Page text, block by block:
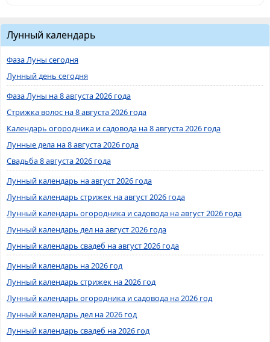
Лунный календарь
Фаза Луны сегодня
Лунный день сегодня
Фаза Луны на 8 августа 2026 года
Стрижка волос на 8 августа 2026 года
Календарь огородника и садовода на 8 августа 2026 года
Лунные дела на 8 августа 2026 года
Свадьба 8 августа 2026 года
Лунный календарь на август 2026 года
Лунный календарь стрижек на август 2026 года
Лунный календарь огородника и садовода на август 2026 года
Лунный календарь дел на август 2026 года
Лунный календарь свадеб на август 2026 года
Лунный календарь на 2026 год
Лунный календарь стрижек на 2026 год
Лунный календарь огородника и садовода на 2026 год
Лунный календарь дел на 2026 год
Лунный календарь свадеб на 2026 год